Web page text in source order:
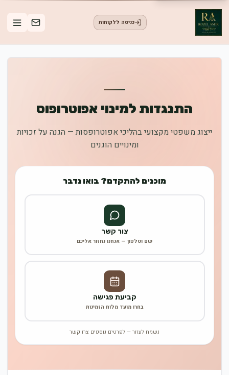
כניסה ללקוחות
התנגדות למינוי אפוטרופוס
ייצוג משפטי מקצועי בהליכי אפוטרופסות — הגנה על זכויות
ומינויים הוגנים
מוכנים להתקדם? בואו נדבר
צור קשר
שם וטלפון — אנחנו נחזור אליכם
קביעת פגישה
בחרו מועד מלוח הזמינות
נשמח לעזור — לפרטים נוספים צרו קשר